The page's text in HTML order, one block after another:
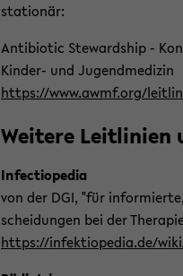
sta­tio­när:
An­ti­bio­tic Ste­ward­ship -
Kinder-​ und Ju­gend­me­di­zin
https://www.awmf.org/
Wei­te­re Leit­li­ni­en
In­fec­tiope­dia
von der DGI, "für
schei­dun­gen bei der
https://in­fek­tio­pe­dia.de/